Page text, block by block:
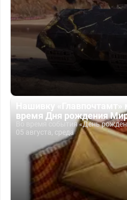
Нашивку «Главпочтамт»
время Дня рождения
Во время события «День
05 августа, среда